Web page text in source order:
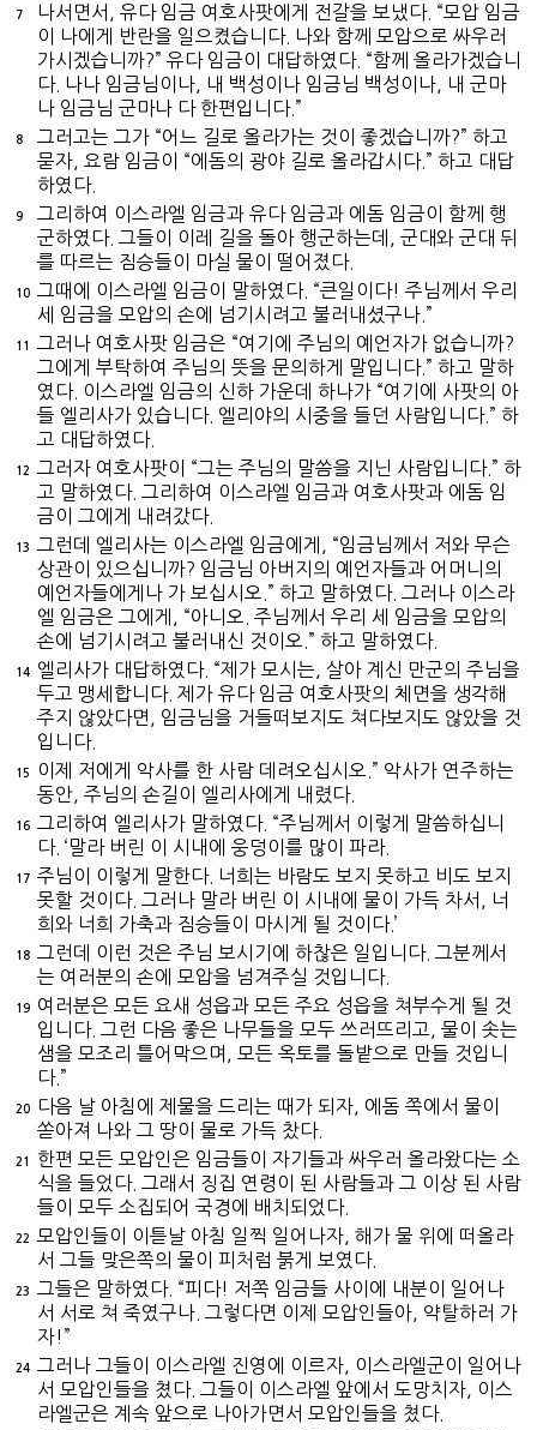
7
나서면서, 유다 임금 여호사팟에게 전갈을 보냈다. “모압 임금
이 나에게 반란을 일으켰습니다. 나와 함께 모압으로 싸우러
가시겠습니까?” 유다 임금이 대답하였다. “함께 올라가겠습니
다. 나나 임금님이나, 내 백성이나 임금님 백성이나, 내 군마
나 임금님 군마나 다 한편입니다.”
8
그러고는 그가 “어느 길로 올라가는 것이 좋겠습니까?” 하고
묻자, 요람 임금이 “에돔의 광야 길로 올라갑시다.” 하고 대답
하였다.
9
그리하여 이스라엘 임금과 유다 임금과 에돔 임금이 함께 행
군하였다. 그들이 이레 길을 돌아 행군하는데, 군대와 군대 뒤
를 따르는 짐승들이 마실 물이 떨어졌다.
10
그때에 이스라엘 임금이 말하였다. “큰일이다! 주님께서 우리
세 임금을 모압의 손에 넘기시려고 불러내셨구나.”
11
그러나 여호사팟 임금은 “여기에 주님의 예언자가 없습니까?
그에게 부탁하여 주님의 뜻을 문의하게 말입니다.” 하고 말하
였다. 이스라엘 임금의 신하 가운데 하나가 “여기에 사팟의 아
들 엘리사가 있습니다. 엘리야의 시중을 들던 사람입니다.” 하
고 대답하였다.
12
그러자 여호사팟이 “그는 주님의 말씀을 지닌 사람입니다.” 하
고 말하였다. 그리하여 이스라엘 임금과 여호사팟과 에돔 임
금이 그에게 내려갔다.
13
그런데 엘리사는 이스라엘 임금에게, “임금님께서 저와 무슨
상관이 있으십니까? 임금님 아버지의 예언자들과 어머니의
예언자들에게나 가 보십시오.” 하고 말하였다. 그러나 이스라
엘 임금은 그에게, “아니오. 주님께서 우리 세 임금을 모압의
손에 넘기시려고 불러내신 것이오.” 하고 말하였다.
14
엘리사가 대답하였다. “제가 모시는, 살아 계신 만군의 주님을
두고 맹세합니다. 제가 유다 임금 여호사팟의 체면을 생각해
주지 않았다면, 임금님을 거들떠보지도 쳐다보지도 않았을 것
입니다.
15
이제 저에게 악사를 한 사람 데려오십시오.” 악사가 연주하는
동안, 주님의 손길이 엘리사에게 내렸다.
16
그리하여 엘리사가 말하였다. “주님께서 이렇게 말씀하십니
다. ‘말라 버린 이 시내에 웅덩이를 많이 파라.
17
주님이 이렇게 말한다. 너희는 바람도 보지 못하고 비도 보지
못할 것이다. 그러나 말라 버린 이 시내에 물이 가득 차서, 너
희와 너희 가축과 짐승들이 마시게 될 것이다.’
18
그런데 이런 것은 주님 보시기에 하찮은 일입니다. 그분께서
는 여러분의 손에 모압을 넘겨주실 것입니다.
19
여러분은 모든 요새 성읍과 모든 주요 성읍을 쳐부수게 될 것
입니다. 그런 다음 좋은 나무들을 모두 쓰러뜨리고, 물이 솟는
샘을 모조리 틀어막으며, 모든 옥토를 돌밭으로 만들 것입니
다.”
20
다음 날 아침에 제물을 드리는 때가 되자, 에돔 쪽에서 물이
쏟아져 나와 그 땅이 물로 가득 찼다.
21
한편 모든 모압인은 임금들이 자기들과 싸우러 올라왔다는 소
식을 들었다. 그래서 징집 연령이 된 사람들과 그 이상 된 사람
들이 모두 소집되어 국경에 배치되었다.
22
모압인들이 이튿날 아침 일찍 일어나자, 해가 물 위에 떠올라
서 그들 맞은쪽의 물이 피처럼 붉게 보였다.
23
그들은 말하였다. “피다! 저쪽 임금들 사이에 내분이 일어나
서 서로 쳐 죽였구나. 그렇다면 이제 모압인들아, 약탈하러 가
자!”
24
그러나 그들이 이스라엘 진영에 이르자, 이스라엘군이 일어나
서 모압인들을 쳤다. 그들이 이스라엘 앞에서 도망치자, 이스
라엘군은 계속 앞으로 나아가면서 모압인들을 쳤다.